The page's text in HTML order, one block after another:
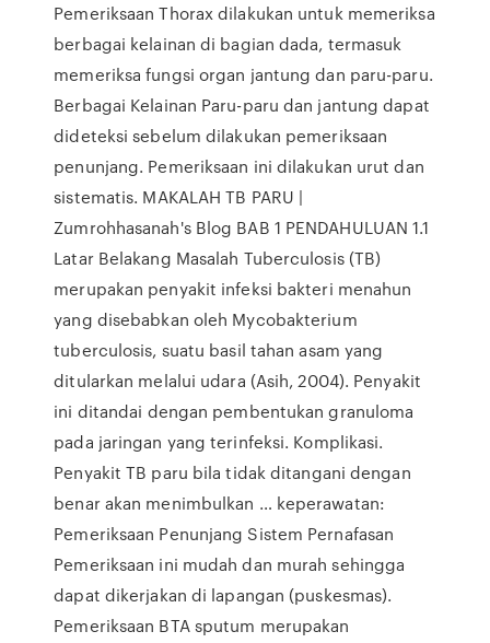
Pemeriksaan Thorax dilakukan untuk memeriksa
berbagai kelainan di bagian dada, termasuk
memeriksa fungsi organ jantung dan paru-paru.
Berbagai Kelainan Paru-paru dan jantung dapat
dideteksi sebelum dilakukan pemeriksaan
penunjang. Pemeriksaan ini dilakukan urut dan
sistematis. MAKALAH TB PARU |
Zumrohhasanah's Blog BAB 1 PENDAHULUAN 1.1
Latar Belakang Masalah Tuberculosis (TB)
merupakan penyakit infeksi bakteri menahun
yang disebabkan oleh Mycobakterium
tuberculosis, suatu basil tahan asam yang
ditularkan melalui udara (Asih, 2004). Penyakit
ini ditandai dengan pembentukan granuloma
pada jaringan yang terinfeksi. Komplikasi.
Penyakit TB paru bila tidak ditangani dengan
benar akan menimbulkan … keperawatan:
Pemeriksaan Penunjang Sistem Pernafasan
Pemeriksaan ini mudah dan murah sehingga
dapat dikerjakan di lapangan (puskesmas).
Pemeriksaan BTA sputum merupakan